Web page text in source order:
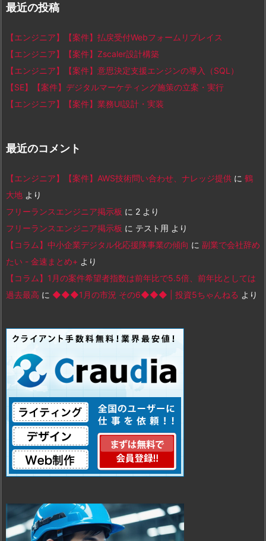
最近の投稿
【エンジニア】【案件】払戻受付Webフォームリプレイス
【エンジニア】【案件】Zscaler設計構築
【エンジニア】【案件】意思決定支援エンジンの導入（SQL）
【SE】【案件】デジタルマーケティング施策の立案・実行
【エンジニア】【案件】業務UI設計・実装
最近のコメント
【エンジニア】【案件】AWS技術問い合わせ、ナレッジ提供 に 鶴
大地 より
フリーランスエンジニア掲示板 に 2 より
フリーランスエンジニア掲示板 に テスト用 より
【コラム】中小企業デジタル化応援隊事業の傾向 に 副業で会社辞め
たい - 金速まとめ+ より
【コラム】1月の案件希望者指数は前年比で5.5倍、前年比としては
過去最高 に ◆◆◆1月の市況 その6◆◆◆ | 投資5ちゃんねる より